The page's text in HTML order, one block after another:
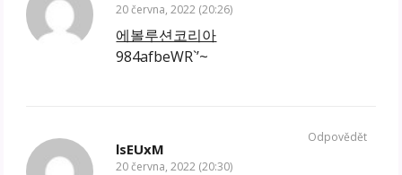
20 června, 2022 (20:26)
에볼루션코리아
984afbeWR`’~
lsEUxM
20 června, 2022 (20:30)
Odpovědět